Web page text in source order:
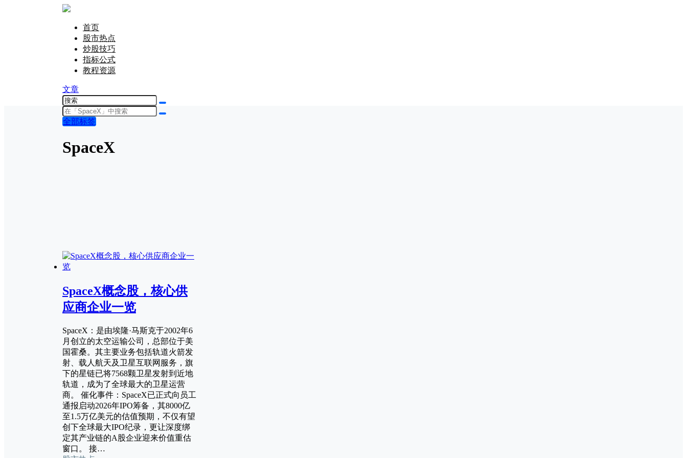
首页
股市热点
炒股技巧
指标公式
教程资源
文章
全部标签
SpaceX
SpaceX概念股，核心供
应商企业一览
SpaceX：是由埃隆·马斯克于2002年6
月创立的太空运输公司，总部位于美
国霍桑。其主要业务包括轨道火箭发
射、载人航天及卫星互联网服务，旗
下的星链已将7568颗卫星发射到近地
轨道，成为了全球最大的卫星运营
商。 催化事件：SpaceX已正式向员工
通报启动2026年IPO筹备，其8000亿
至1.5万亿美元的估值预期，不仅有望
创下全球最大IPO纪录，更让深度绑
定其产业链的A股企业迎来价值重估
窗口。 接…